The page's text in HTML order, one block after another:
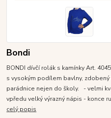
Bondi
BONDI dívčí rolák s kamínky Art.
s vysokým podílem bavlny,
parádnice nejen do školy. - velmi
vpředu velký výrazný nápis - konce
celý popis